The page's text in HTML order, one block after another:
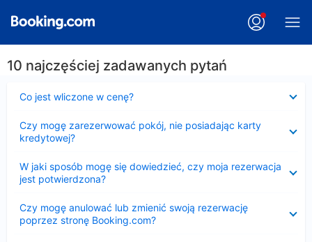
10 najczęściej zadawanych pytań
Co jest wliczone w cenę?
Czy mogę zarezerwować pokój, nie posiadając karty
kredytowej?
W jaki sposób mogę się dowiedzieć, czy moja rezerwacja
jest potwierdzona?
Czy mogę anulować lub zmienić swoją rezerwację
poprzez stronę Booking.com?